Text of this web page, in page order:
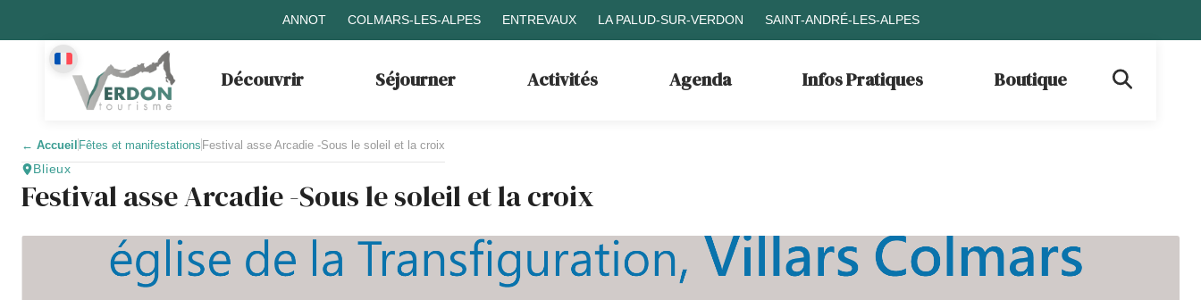
ANNOT COLMARS-LES-ALPES ENTREVAUX LA PALUD-SUR-VERDON SAINT-ANDRÉ-LES-ALPES
Découvrir Séjourner Activités Agenda Infos Pratiques Boutique
← Accueil Fêtes et manifestations Festival asse Arcadie -Sous le soleil et la croix
Blieux
Festival asse Arcadie -Sous le soleil et la croix